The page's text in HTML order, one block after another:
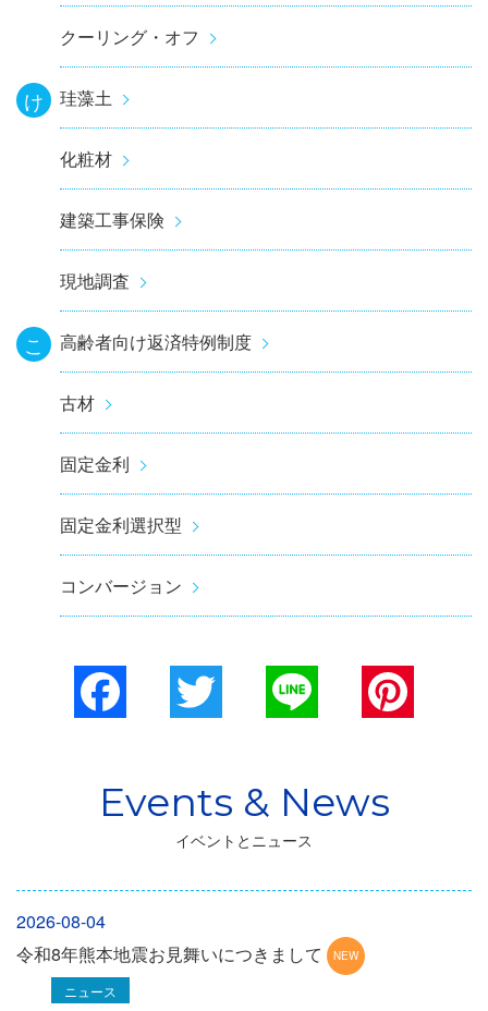
クーリング・オフ
け 珪藻土
化粧材
建築工事保険
現地調査
こ 高齢者向け返済特例制度
古材
固定金利
固定金利選択型
コンバージョン
Facebook
イベントとニュース
2026-08-04
令和8年熊本地震お見舞いにつきまして
ニュース